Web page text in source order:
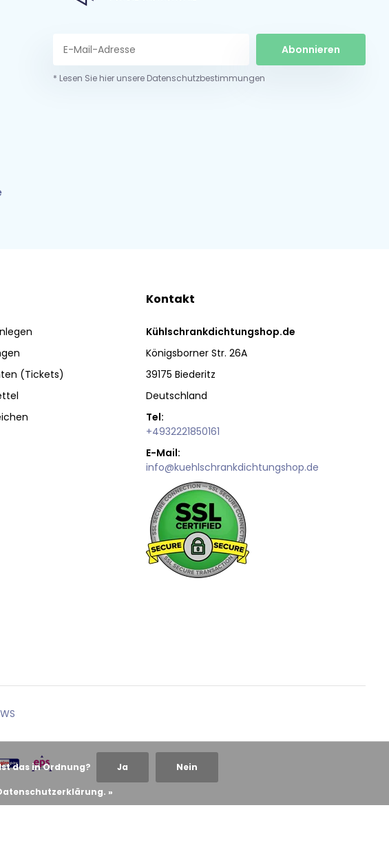
Abonnieren
* Lesen Sie hier unsere Datenschutzbestimmungen
(Tickets)
Kontakt
Kühlschrankdichtungshop.de
Königsborner Str. 26A
39175 Biederitz
Deutschland
Tel:
+4932221850161
E-Mail:
info@kuehlschrankdichtungshop.de
das in Ordnung? Ja Nein
»